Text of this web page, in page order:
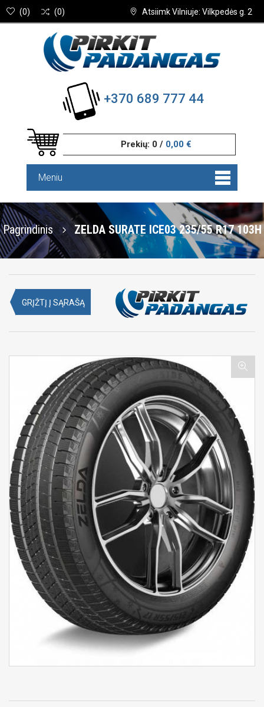
Atsiimk Vilniuje: Vilkpedės g. 2
(0) (0)
+370 689 777 44
Prekių: 0 / 0,00 €
Meniu
Pagrindinis ZELDA SURATE ICE03 235/55 R17 103H
GRĮŽTĮ Į SĄRAŠĄ